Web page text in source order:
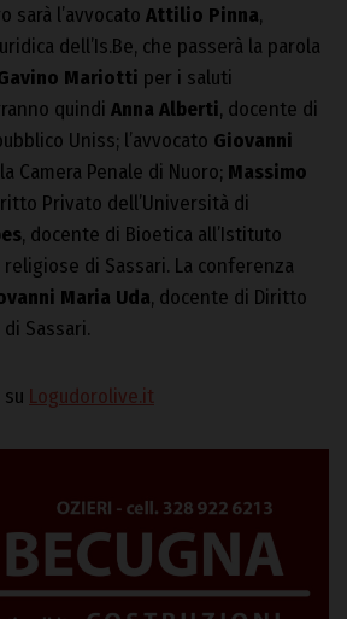
sarà l’avvocato Attilio Pinna,
dell’Is.Be, che passerà la parola
Mariotti per i saluti
quindi Anna Alberti, docente di
Uniss; l’avvocato Giovanni
Camera Penale di Nuoro; Massimo
Privato dell’Università di
, docente di Bioetica all’Istituto
di Sassari. La conferenza
Maria Uda, docente di Diritto
Sassari.
Logudorolive.it